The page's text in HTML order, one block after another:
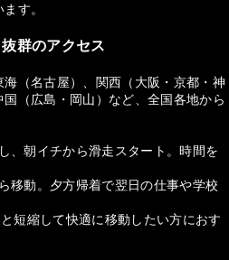
す。
群のアクセス
（名古屋）、関西（大阪・京都・神
（広島・岡山）など、全国各地から
、朝イチから滑走スタート。時間を
移動。夕方帰着で翌日の仕事や学校
短縮して快適に移動したい方におす